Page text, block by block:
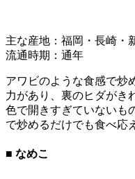
主な産地：福岡・長崎・
流通時期：通年
アワビのような食感で炒
力があり、裏のヒダがき
色で開きすぎていないも
で炒めるだけでも食べ応
■ なめこ